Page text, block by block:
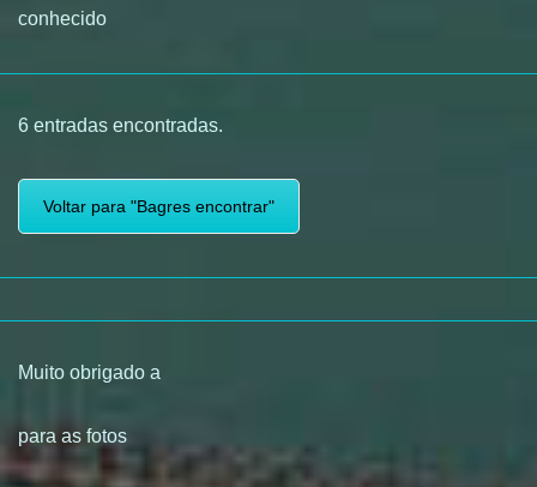
conhecido
6 entradas encontradas.
Voltar para "Bagres encontrar"
Muito obrigado a
para as fotos